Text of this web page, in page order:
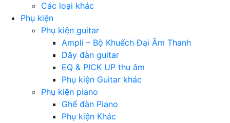
Các loại khác
Phụ kiện
Phụ kiện guitar
Ampli – Bộ Khuếch Đại Âm Thanh
Dây đàn guitar
EQ & PICK UP thu âm
Phụ kiện Guitar khác
Phụ kiện piano
Ghế đàn Piano
Phụ kiện Khác